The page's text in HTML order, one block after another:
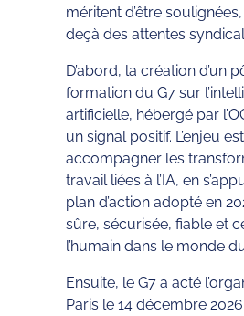
méritent d’être
deçà des attentes
D’abord, la création d’un
formation du G7 sur
artificielle, hébergé par
un signal positif. L’enjeu
accompagner les
travail liées à l’IA, en
plan d’action adopté en
sûre, sécurisée, fiable et
l’humain dans le monde
Ensuite, le G7 a acté
Paris le 14 décembre